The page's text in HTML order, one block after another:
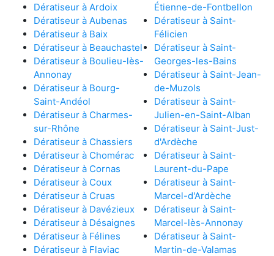
Dératiseur à Ardoix
Dératiseur à Aubenas
Dératiseur à Baix
Dératiseur à Beauchastel
Dératiseur à Boulieu-lès-
Annonay
Dératiseur à Bourg-
Saint-Andéol
Dératiseur à Charmes-
sur-Rhône
Dératiseur à Chassiers
Dératiseur à Chomérac
Dératiseur à Cornas
Dératiseur à Coux
Dératiseur à Cruas
Dératiseur à Davézieux
Dératiseur à Désaignes
Dératiseur à Félines
Dératiseur à Flaviac
Étienne-de-Fontbellon
Dératiseur à Saint-
Félicien
Dératiseur à Saint-
Georges-les-Bains
Dératiseur à Saint-Jean-
de-Muzols
Dératiseur à Saint-
Julien-en-Saint-Alban
Dératiseur à Saint-Just-
d'Ardèche
Dératiseur à Saint-
Laurent-du-Pape
Dératiseur à Saint-
Marcel-d'Ardèche
Dératiseur à Saint-
Marcel-lès-Annonay
Dératiseur à Saint-
Martin-de-Valamas